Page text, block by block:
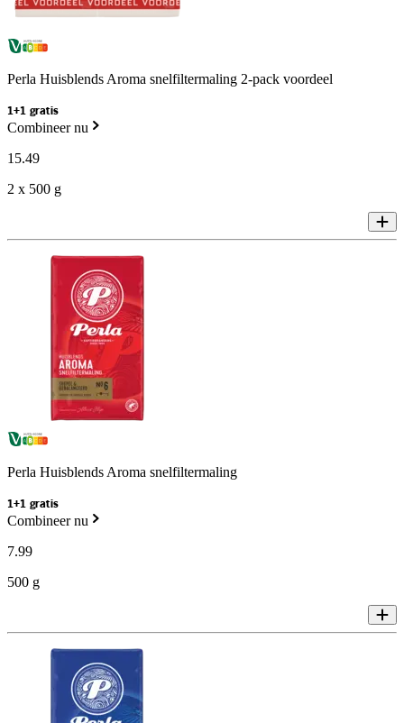
Perla Huisblends Aroma snelfiltermaling 2-pack voordeel
1+1 gratis
Combineer nu
15.49
2 x 500 g
Perla Huisblends Aroma snelfiltermaling
1+1 gratis
Combineer nu
7.99
500 g